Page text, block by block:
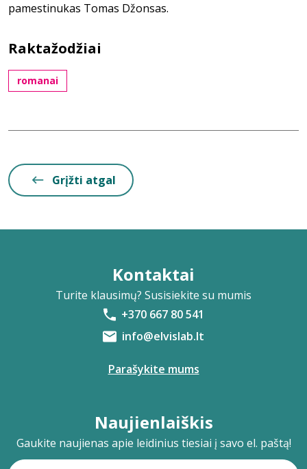
pamestinukas Tomas Džonsas.
Raktažodžiai
romanai
Grįžti atgal
Kontaktai
Turite klausimų? Susisiekite su mumis
+370 667 80 541
info@elvislab.lt
Parašykite mums
Naujienlaiškis
Gaukite naujienas apie leidinius tiesiai į savo el. paštą!